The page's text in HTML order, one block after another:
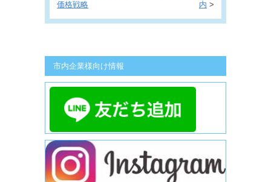
価格戦略
内 >
市内企業様向け情報